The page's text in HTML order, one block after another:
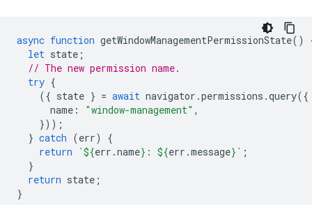
async function getWindowManagementPermissionState()
let state ;
// The new permission name.
try {
({ state } = await navigator .permissions .query({
name : "window-management" ,
}));
} catch (err)
{
return
`${err .name} : ${err .message} ` ;
}
return state ;
}